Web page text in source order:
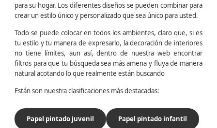
para su hogar. Los diferentes diseños se pueden combinar para
crear un estilo único y personalizado que sea único para usted.
Todo se puede colocar en todos los ambientes, claro que, si es
tu estilo y tu manera de expresarlo, la decoración de interiores
no tiene límites, aun así, dentro de nuestra web encontrar
filtros para que tu búsqueda sea más amena y fluya de manera
natural acotando lo que realmente están buscando
Están son nuestra clasificaciones más destacadas:
Papel pintado juvenil Papel pintado infantil